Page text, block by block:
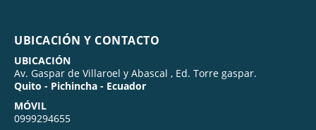
UBICACIÓN Y CONTACTO
UBICACIÓN
Av. Gaspar de Villaroel y Abascal , Ed. Torre gaspar.
Quito - Pichincha - Ecuador
MÓVIL
0999294655